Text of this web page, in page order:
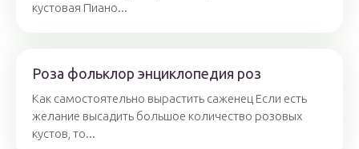
кустовая Пиано...
Роза фольклор энциклопедия роз
Как самостоятельно вырастить саженец Если есть
желание высадить большое количество розовых
кустов, то...